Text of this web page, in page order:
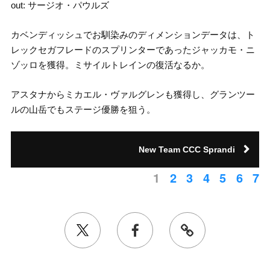
out: サージオ・パウルズ
カベンディッシュでお馴染みのディメンションデータは、ト
レックセガフレードのスプリンターであったジャッカモ・ニ
ゾッロを獲得。ミサイルトレインの復活なるか。
アスタナからミカエル・ヴァルグレンも獲得し、グランツー
ルの山岳でもステージ優勝を狙う。
New Team CCC Sprandi
1 2 3 4 5 6 7